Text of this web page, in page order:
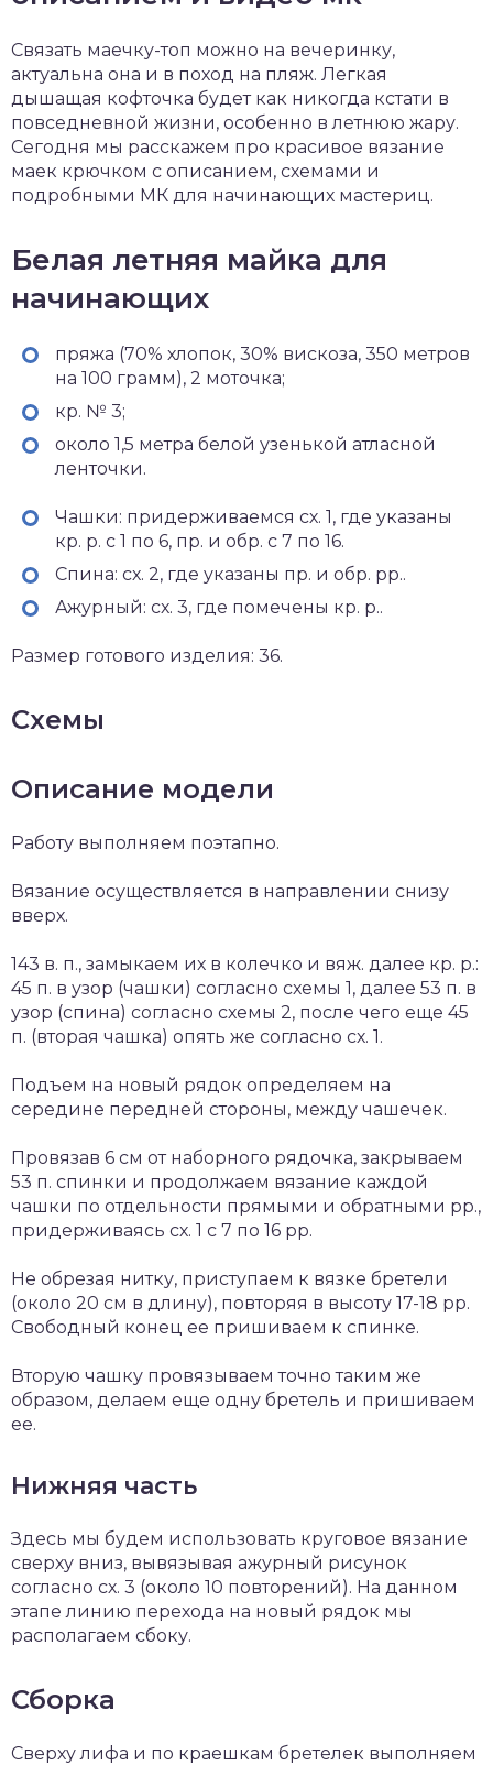
Связать маечку-топ можно на вечеринку,
актуальна она и в поход на пляж. Легкая
дышащая кофточка будет как никогда кстати в
повседневной жизни, особенно в летнюю жару.
Сегодня мы расскажем про красивое вязание
маек крючком с описанием, схемами и
подробными МК для начинающих мастериц.
Белая летняя майка для
начинающих
пряжа (70% хлопок, 30% вискоза, 350 метров
на 100 грамм), 2 моточка;
кр. № 3;
около 1,5 метра белой узенькой атласной
ленточки.
Чашки: придерживаемся сх. 1, где указаны
кр. р. с 1 по 6, пр. и обр. с 7 по 16.
Спина: сх. 2, где указаны пр. и обр. рр..
Ажурный: сх. 3, где помечены кр. р..
Размер готового изделия: 36.
Схемы
Описание модели
Работу выполняем поэтапно.
Вязание осуществляется в направлении снизу
вверх.
143 в. п., замыкаем их в колечко и вяж. далее кр. р.:
45 п. в узор (чашки) согласно схемы 1, далее 53 п. в
узор (спина) согласно схемы 2, после чего еще 45
п. (вторая чашка) опять же согласно сх. 1.
Подъем на новый рядок определяем на
середине передней стороны, между чашечек.
Провязав 6 см от наборного рядочка, закрываем
53 п. спинки и продолжаем вязание каждой
чашки по отдельности прямыми и обратными рр.,
придерживаясь сх. 1 с 7 по 16 рр.
Не обрезая нитку, приступаем к вязке бретели
(около 20 см в длину), повторяя в высоту 17-18 рр.
Свободный конец ее пришиваем к спинке.
Вторую чашку провязываем точно таким же
образом, делаем еще одну бретель и пришиваем
ее.
Нижняя часть
Здесь мы будем использовать круговое вязание
сверху вниз, вывязывая ажурный рисунок
согласно сх. 3 (около 10 повторений). На данном
этапе линию перехода на новый рядок мы
располагаем сбоку.
Сборка
Сверху лифа и по краешкам бретелек выполняем